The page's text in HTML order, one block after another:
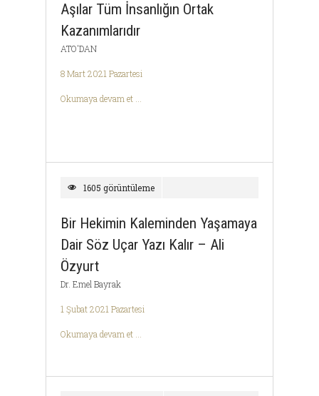
Aşılar Tüm İnsanlığın Ortak
Kazanımlarıdır
ATO'DAN
8 Mart 2021 Pazartesi
Okumaya devam et ...
1605 görüntüleme
Bir Hekimin Kaleminden Yaşamaya
Dair Söz Uçar Yazı Kalır – Ali
Özyurt
Dr. Emel Bayrak
1 Şubat 2021 Pazartesi
Okumaya devam et ...